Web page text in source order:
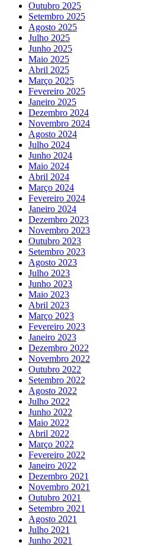
Outubro 2025
Setembro 2025
Agosto 2025
Julho 2025
Junho 2025
Maio 2025
Abril 2025
Março 2025
Fevereiro 2025
Janeiro 2025
Dezembro 2024
Novembro 2024
Agosto 2024
Julho 2024
Junho 2024
Maio 2024
Abril 2024
Março 2024
Fevereiro 2024
Janeiro 2024
Dezembro 2023
Novembro 2023
Outubro 2023
Setembro 2023
Agosto 2023
Julho 2023
Junho 2023
Maio 2023
Abril 2023
Março 2023
Fevereiro 2023
Janeiro 2023
Dezembro 2022
Novembro 2022
Outubro 2022
Setembro 2022
Agosto 2022
Julho 2022
Junho 2022
Maio 2022
Abril 2022
Março 2022
Fevereiro 2022
Janeiro 2022
Dezembro 2021
Novembro 2021
Outubro 2021
Setembro 2021
Agosto 2021
Julho 2021
Junho 2021